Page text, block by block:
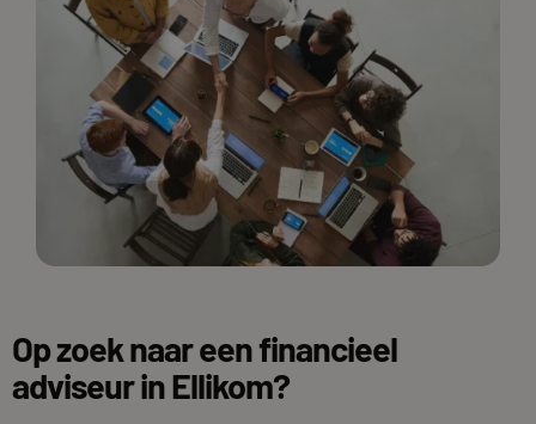
Op zoek naar een financieel
adviseur in Ellikom?